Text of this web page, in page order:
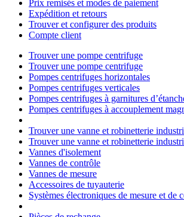
Prix remisés et modes de paiement
Expédition et retours
Trouver et configurer des produits
Compte client
Trouver une pompe centrifuge
Trouver une pompe centrifuge
Pompes centrifuges horizontales
Pompes centrifuges verticales
Pompes centrifuges à garnitures
Pompes centrifuges à accouplement
Trouver une vanne et robinetterie
Trouver une vanne et robinetterie
Vannes d'isolement
Vannes de contrôle
Vannes de mesure
Accessoires de tuyauterie
Systèmes électroniques de mesure et de